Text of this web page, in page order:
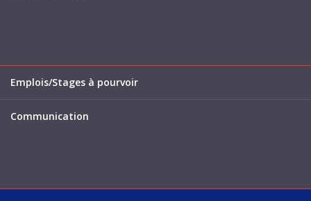
Emplois/Stages à pourvoir
Communication